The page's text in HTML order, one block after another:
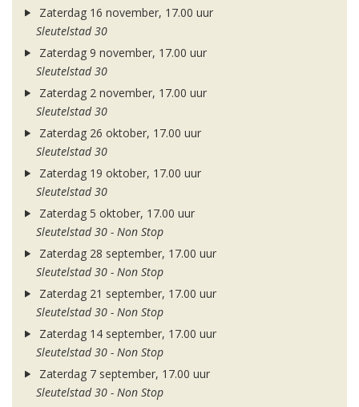
Zaterdag 16 november, 17.00 uur
Sleutelstad 30
Zaterdag 9 november, 17.00 uur
Sleutelstad 30
Zaterdag 2 november, 17.00 uur
Sleutelstad 30
Zaterdag 26 oktober, 17.00 uur
Sleutelstad 30
Zaterdag 19 oktober, 17.00 uur
Sleutelstad 30
Zaterdag 5 oktober, 17.00 uur
Sleutelstad 30 - Non Stop
Zaterdag 28 september, 17.00 uur
Sleutelstad 30 - Non Stop
Zaterdag 21 september, 17.00 uur
Sleutelstad 30 - Non Stop
Zaterdag 14 september, 17.00 uur
Sleutelstad 30 - Non Stop
Zaterdag 7 september, 17.00 uur
Sleutelstad 30 - Non Stop